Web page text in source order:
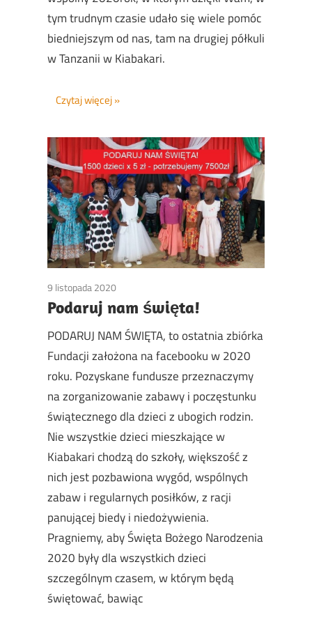
tym trudnym czasie udało się wiele pomóc
biedniejszym od nas, tam na drugiej półkuli
w Tanzanii w Kiabakari.
Czytaj więcej
9 listopada 2020
Podaruj nam święta!
PODARUJ NAM ŚWIĘTA, to ostatnia zbiórka
Fundacji założona na facebooku w 2020
roku. Pozyskane fundusze przeznaczymy
na zorganizowanie zabawy i poczęstunku
świątecznego dla dzieci z ubogich rodzin.
Nie wszystkie dzieci mieszkające w
Kiabakari chodzą do szkoły, większość z
nich jest pozbawiona wygód, wspólnych
zabaw i regularnych posiłków, z racji
panującej biedy i niedożywienia.
Pragniemy, aby Święta Bożego Narodzenia
2020 były dla wszystkich dzieci
szczególnym czasem, w którym będą
świętować, bawiąc